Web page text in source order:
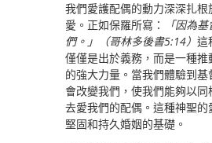
我們愛護配偶的動力深深扎根
愛。正如保羅所寫：
「因為
們。」（哥林多後書5:14） 這
僅僅是出於義務，而是一種
的強大力量。當我們體驗到基
會改變我們，使我們能夠以
去愛我們的配偶。這種神聖的
堅固和持久婚姻的基礎。